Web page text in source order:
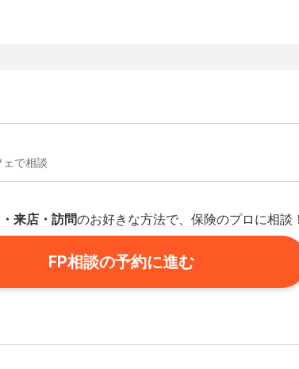
で相談
来店・訪問のお好きな方法で、保険のプロに相談
FP相談の予約に進む